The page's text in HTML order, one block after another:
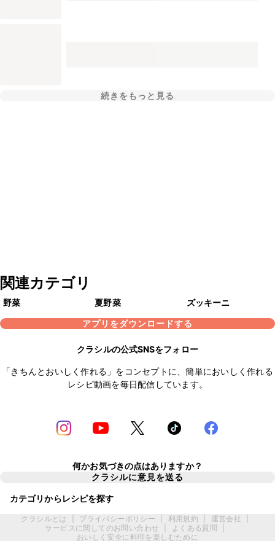
続きをもっと見る
関連カテゴリ
野菜 夏野菜
ズッキーニ
アプリをダウンロードする
クラシルの公式SNSをフォロー
「きちんとおいしく作れる」をコンセプトに、簡単においしく作れる
レシピ動画を毎日配信しています。
何かお気づきの点はありますか？
クラシルに意見を送る
カテゴリからレシピを探す
クラシルとは プライバシーポリシー 利用規約 運営会社
サービスに関してのお問い合わせ
よくある質問
おいしく安全に料理を楽しむために